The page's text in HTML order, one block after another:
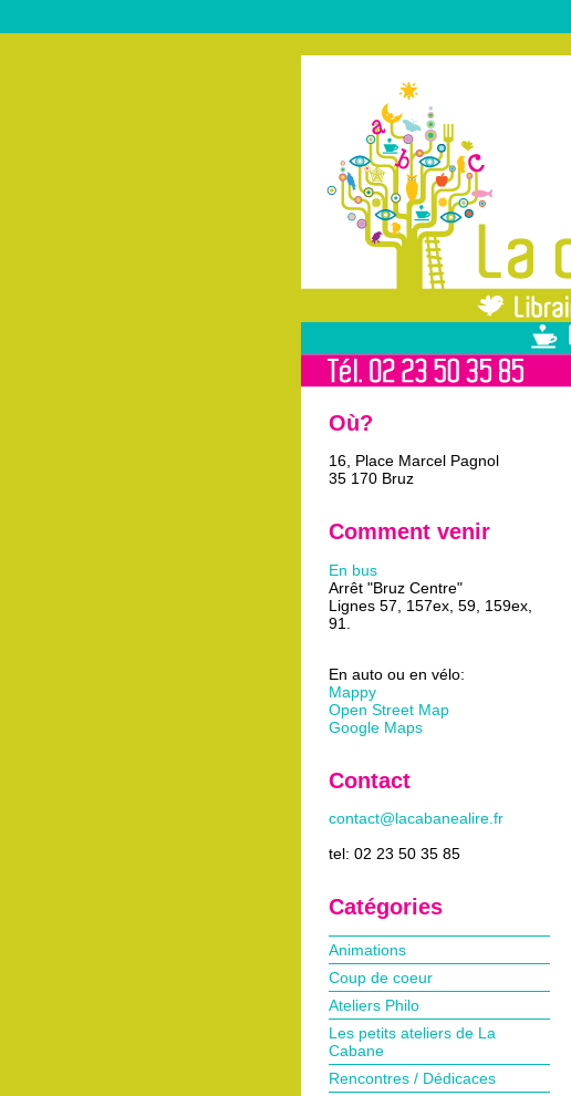
Où?
16, Place Marcel Pagnol
35 170 Bruz
Comment venir
En bus
Arrêt "Bruz Centre"
Lignes 57, 157ex, 59, 159ex,
91.
En auto ou en vélo:
Mappy
Open Street Map
Google Maps
Contact
contact@lacabanealire.fr
tel: 02 23 50 35 85
Catégories
Animations
Coup de coeur
Ateliers Philo
Les petits ateliers de La
Cabane
Rencontres / Dédicaces